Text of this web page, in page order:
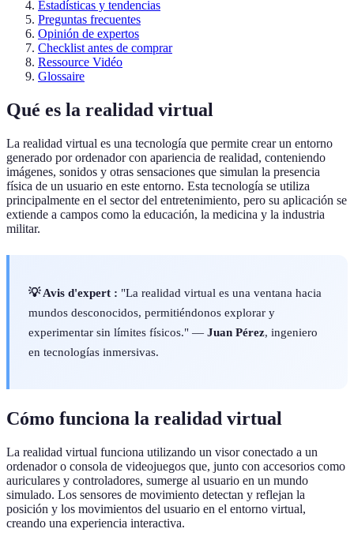
Estadísticas y tendencias
Preguntas frecuentes
Opinión de expertos
Checklist antes de comprar
Ressource Vidéo
Glossaire
Qué es la realidad virtual
La realidad virtual es una tecnología que permite crear un entorno
generado por ordenador con apariencia de realidad, conteniendo
imágenes, sonidos y otras sensaciones que simulan la presencia
física de un usuario en este entorno. Esta tecnología se utiliza
principalmente en el sector del entretenimiento, pero su aplicación se
extiende a campos como la educación, la medicina y la industria
militar.
💡 Avis d'expert : "La realidad virtual es una ventana hacia
mundos desconocidos, permitiéndonos explorar y
experimentar sin límites físicos." — Juan Pérez, ingeniero
en tecnologías inmersivas.
Cómo funciona la realidad virtual
La realidad virtual funciona utilizando un visor conectado a un
ordenador o consola de videojuegos que, junto con accesorios como
auriculares y controladores, sumerge al usuario en un mundo
simulado. Los sensores de movimiento detectan y reflejan la
posición y los movimientos del usuario en el entorno virtual,
creando una experiencia interactiva.